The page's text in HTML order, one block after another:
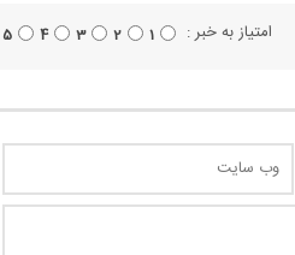
امتیاز به خبر : 1
2
3
4
5